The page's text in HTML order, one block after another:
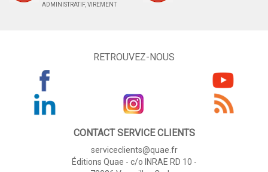
ADMINISTRATIF, VIREMENT
RETROUVEZ-NOUS
CONTACT SERVICE CLIENTS
serviceclients@quae.fr
Éditions Quae - c/o INRAE RD 10 -